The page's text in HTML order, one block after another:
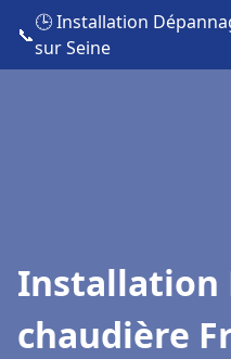
📞
🕒 Installation
sur Seine
Installation
chaudière